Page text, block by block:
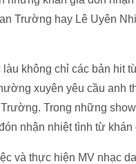
Trường hay Lê Uyên
không chỉ các bản hit
xuyên yêu cầu anh
Trong những
nhận nhiệt tình từ khán
và thực hiện MV nhạc